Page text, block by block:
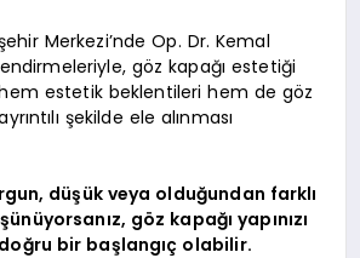
Merkezi’nde Op. Dr. Kemal
göz kapağı estetiği
estetik beklentileri hem de göz
şekilde ele alınması
düşük veya olduğundan farklı
göz kapağı yapınızı
bir başlangıç olabilir.